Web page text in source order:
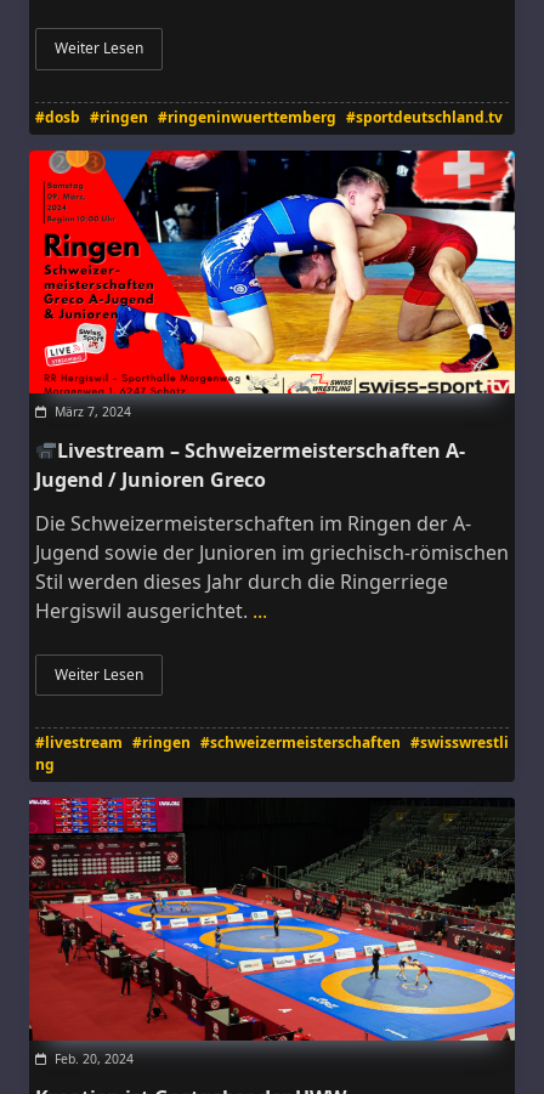
Weiter Lesen
#dosb #ringen #ringeninwuerttemberg #sportdeutschland.tv
März 7, 2024
Livestream – Schweizermeisterschaften A-
Jugend / Junioren Greco
Die Schweizermeisterschaften im Ringen der A-
Jugend sowie der Junioren im griechisch-römischen
Stil werden dieses Jahr durch die Ringerriege
Hergiswil ausgerichtet. ...
Weiter Lesen
#livestream #ringen #schweizermeisterschaften #swisswrestli
ng
Feb. 20, 2024